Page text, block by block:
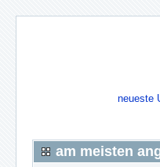
neueste
am meisten